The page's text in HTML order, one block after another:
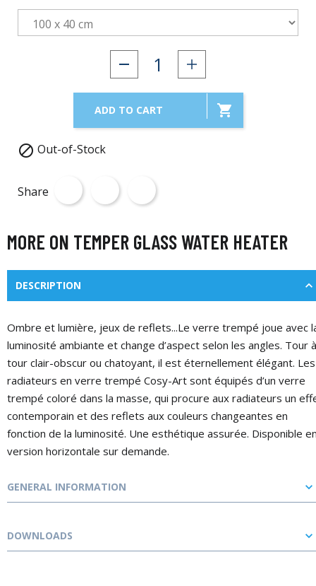
ADD TO CART 
 Out-of-Stock
Share
MORE ON TEMPER GLASS WATER HEATER
DESCRIPTION
Ombre et lumière, jeux de reflets...Le verre trempé joue avec
luminosité ambiante et change d’aspect selon les angles. Tour à
tour clair-obscur ou chatoyant, il est éternellement élégant. Les
radiateurs en verre trempé Cosy-Art sont équipés d’un verre
trempé coloré dans la masse, qui procure aux radiateurs un
contemporain et des reflets aux couleurs changeantes en
fonction de la luminosité. Une esthétique assurée. Disponible
version horizontale sur demande.
GENERAL INFORMATION
DOWNLOADS